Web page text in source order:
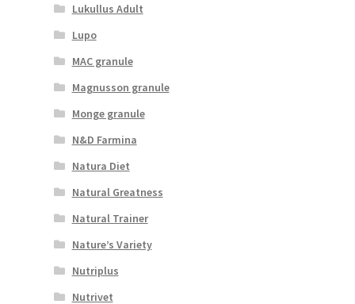
Lukullus Adult
Lupo
MAC granule
Magnusson granule
Monge granule
N&D Farmina
Natura Diet
Natural Greatness
Natural Trainer
Nature’s Variety
Nutriplus
Nutrivet